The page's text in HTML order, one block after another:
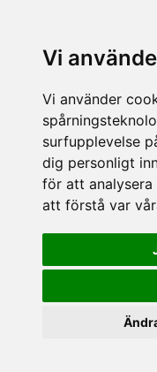
Vi
Vi använder
surfupplevelse
dig personligt
för att
att förstå var